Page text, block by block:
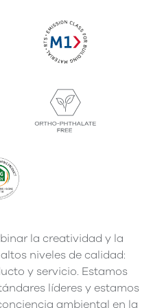
la creatividad y la
niveles de calidad:
y servicio. Estamos
líderes y estamos
ambiental en la